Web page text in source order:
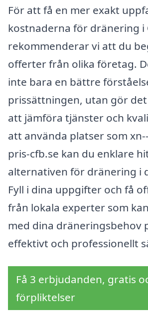
För att få en mer exakt
kostnaderna för dränering i
rekommenderar vi att du
offerter från olika företag.
inte bara en bättre
prissättningen, utan gör
att jämföra tjänster och
att använda platser som
pris-cfb.se kan du enklare
alternativen för dränering i
Fyll i dina uppgifter och få
från lokala experter som
med dina dräneringsbehov
effektivt och professionellt
Få 3 erbjudanden, gratis
förpliktelser